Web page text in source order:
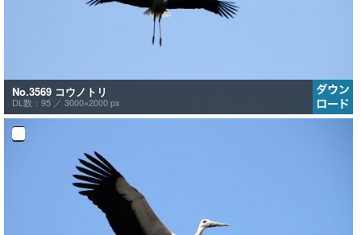
No.3569 コウノトリ
DL数：95 ／ 3000×2000 px